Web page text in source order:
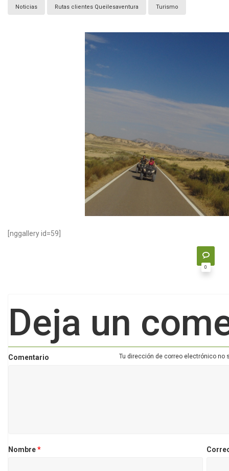
Noticias Rutas clientes Queilesaventura Turismo
[nggallery id=59]
0
Deja un
Tu dirección de correo electrónico no
Comentario
Nombre*